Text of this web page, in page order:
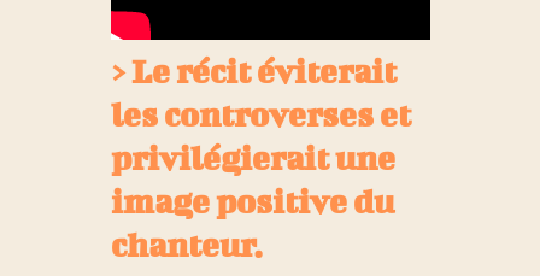
s
s
i
o
> Le récit éviterait
les controverses et
privilégierait une
image positive du
chanteur.